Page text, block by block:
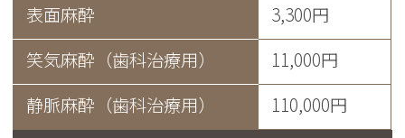
表面麻酔
3,300円
笑気麻酔（歯科治療用）
11,000円
静脈麻酔（歯科治療用）
110,000円